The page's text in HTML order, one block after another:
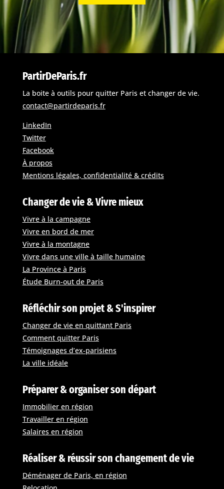
PartirDeParis.fr
La boite à outils pour quitter Paris et changer de vie.
contact@partirdeparis.fr
LinkedIn
Twitter
Facebook
À propos
Mentions légales, confidentialité & crédits
Changer de vie & Vivre mieux
Vivre à la campagne
Vivre en bord de mer
Vivre à la montagne
Vivre dans une ville à taille humaine
La Province à Paris
Étude Burn-out de Paris
Réfléchir son projet & S'inspirer
Changer de vie en quittant Paris
Comment quitter Paris
Témoignages d’ex-parisiens
La ville idéale
Préparer & organiser son départ
Immobilier en région
Travailler en région
Salaires en région
Réaliser & réussir son changement de vie
Déménager de Paris, en région